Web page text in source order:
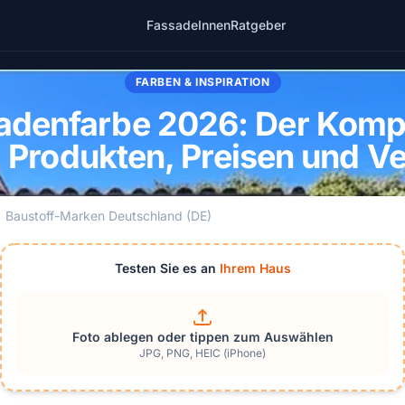
FassadeInnenRatgeber
FARBEN & INSPIRATION
2026: Der
Preisen und
Baustoff-Marken Deutschland (DE)
Testen Sie es an Ihrem Haus
Foto ablegen oder tippen zum Auswählen
JPG, PNG, HEIC (iPhone)